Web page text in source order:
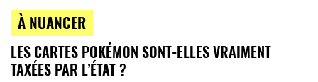
À NUANCER
LES CARTES POKÉMON SONT-ELLES VRAIMENT
TAXÉES PAR L’ÉTAT ?